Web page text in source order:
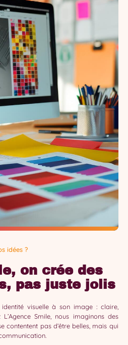
idées ?
on crée des
pas juste jolis
visuelle à son image : claire,
Smile, nous imaginons des
contentent pas d’être belles, mais qui